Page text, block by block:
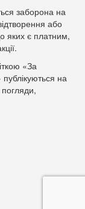
заборона на
або
яких є платним,
«За
на